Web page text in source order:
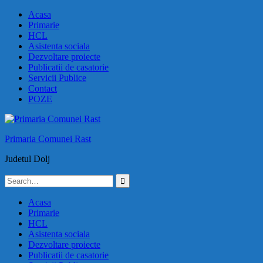
Skip
content
Acasa
Primarie
HCL
Asistenta sociala
Dezvoltare proiecte
Publicatii de casatorie
Servicii Publice
Contact
POZE
Primaria Comunei Rast
Judetul Dolj
Search
for:
Acasa
Primarie
HCL
Asistenta sociala
Dezvoltare proiecte
Publicatii de casatorie